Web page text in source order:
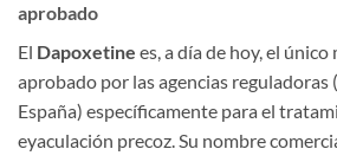
aprobado
El Dapoxetine es, a día de hoy, el
aprobado por las agencias reguladoras
España) específicamente para el
eyaculación precoz. Su nombre